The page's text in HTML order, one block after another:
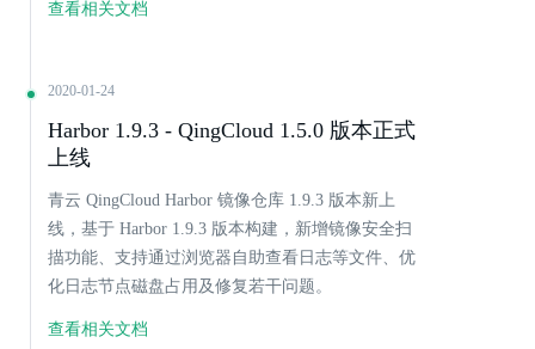
查看相关文档
2020-01-24
Harbor 1.9.3 - QingCloud 1.5.0 版本正式
上线
青云 QingCloud Harbor 镜像仓库 1.9.3 版本新上
线，基于 Harbor 1.9.3 版本构建，新增镜像安全扫
描功能、支持通过浏览器自助查看日志等文件、优
化日志节点磁盘占用及修复若干问题。
查看相关文档